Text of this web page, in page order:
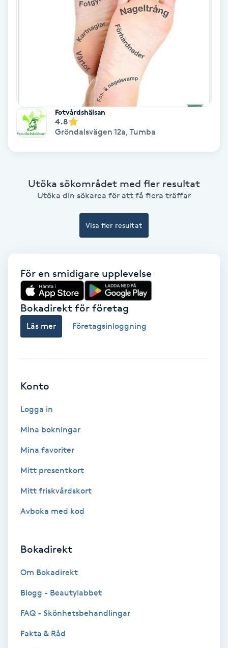
Dermapen
Diamantslipning
Enzympeeling
Eyeliner-tatuering
Face framing
Fettreducering
Fibromassage
Fotmassage
Fotvård
Fransar
Fransfärgning
Fotvårdshälsan
4.8
Gröndalsvägen 12a, Tumba
Utöka sökområdet med fler resultat
Utöka din sökarea för att få flera träffar
Visa fler resultat
För en smidigare upplevelse
Bokadirekt för företag
Läs mer Företagsinloggning
Konto
Logga in
Mina bokningar
Mina favoriter
Mitt presentkort
Mitt friskvårdskort
Avboka med kod
Bokadirekt
Om Bokadirekt
Blogg - Beautylabbet
FAQ - Skönhetsbehandlingar
Fakta & Råd